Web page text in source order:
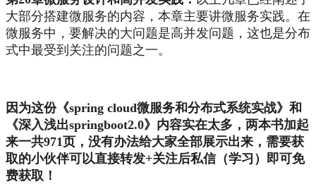
大部分搭建微服务的内容，本章主要讲微服务实践。在
微服务中，要解决的大问题是高并发问题，这也是分布
式中最受到关注的问题之一。
因为这份《spring cloud微服务和分布式系统实战》和
《深入浅出springboot2.0》内容实在太多，两本书加起
来一共971页，没有办法给大家全部展示出来，需要获
取的小伙伴可以直接转发+关注后私信（学习）即可免
费获取！